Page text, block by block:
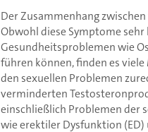
Der Zusammenhang
Obwohl diese Symptome
Gesundheitsproblemen wie
führen können, finden es
den sexuellen Problemen
verminderten
einschließlich Problemen der
wie erektiler Dysfunktion